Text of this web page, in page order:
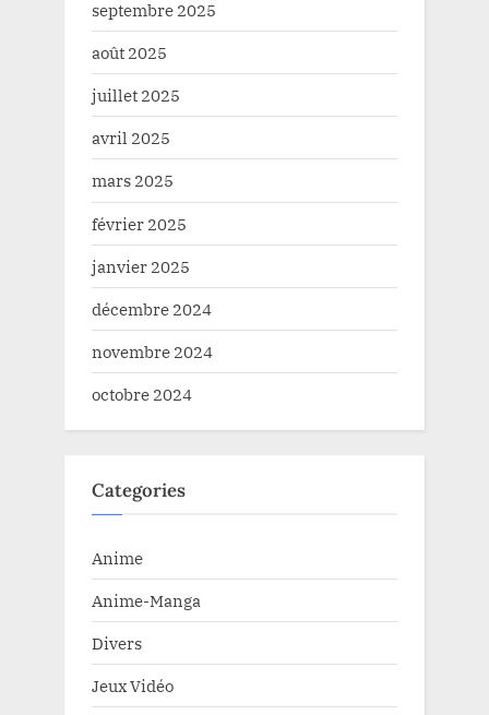
septembre 2025
août 2025
juillet 2025
avril 2025
mars 2025
février 2025
janvier 2025
décembre 2024
novembre 2024
octobre 2024
Categories
Anime
Anime-Manga
Divers
Jeux Vidéo